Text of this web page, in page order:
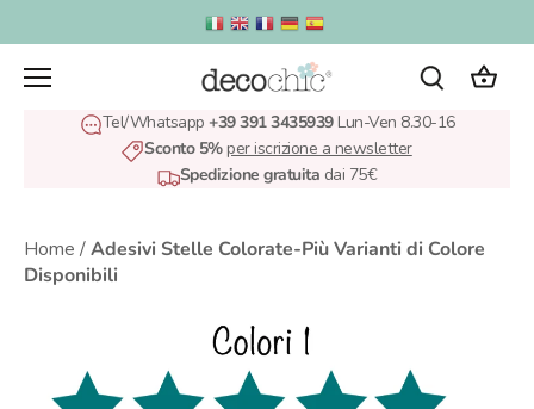
al
contenuto
Tel/Whatsapp +39 391 3435939Lun-Ven 8.30-16
Sconto 5%per iscrizione a newsletter
Spedizione gratuita dai 75€
Home /Adesivi Stelle Colorate-Più Varianti di Colore
Disponibili